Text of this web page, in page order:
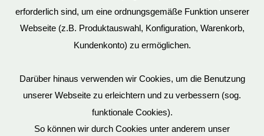
erforderlich sind, um eine ordnungsgemäße Funktion unserer
Webseite (z.B. Produktauswahl, Konfiguration, Warenkorb,
Kundenkonto) zu ermöglichen.
Darüber hinaus verwenden wir Cookies, um die Benutzung
unserer Webseite zu erleichtern und zu verbessern (sog.
funktionale Cookies).
So können wir durch Cookies unter anderem unser